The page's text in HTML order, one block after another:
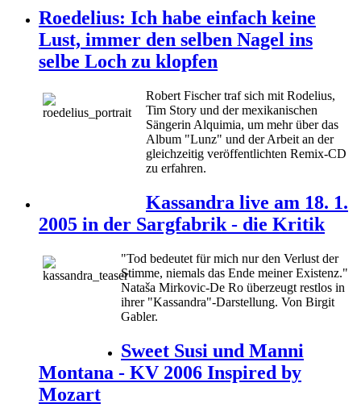
Roedelius: Ich habe einfach keine
Lust, immer den selben Nagel ins
selbe Loch zu klopfen
Robert Fischer traf sich mit Rodelius,
Tim Story und der mexikanischen
Sängerin Alquimia, um mehr über das
Album "Lunz" und der Arbeit an der
gleichzeitig veröffentlichten Remix-CD
zu erfahren.
Kassandra live am 18. 1.
2005 in der Sargfabrik - die Kritik
"Tod bedeutet für mich nur den Verlust der
Stimme, niemals das Ende meiner Existenz."
Nataša Mirkovic-De Ro überzeugt restlos in
ihrer "Kassandra"-Darstellung. Von Birgit
Gabler.
Sweet Susi und Manni
Montana - KV 2006 Inspired by
Mozart